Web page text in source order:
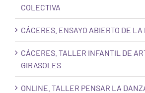
COLECTIVA
CÁCERES. ENSAYO ABIERTO DE
CÁCERES. TALLER INFANTIL DE
GIRASOLES
ONLINE. TALLER PENSAR LA